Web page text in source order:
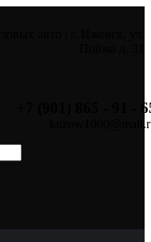
+7 (901) 865 - 91 -